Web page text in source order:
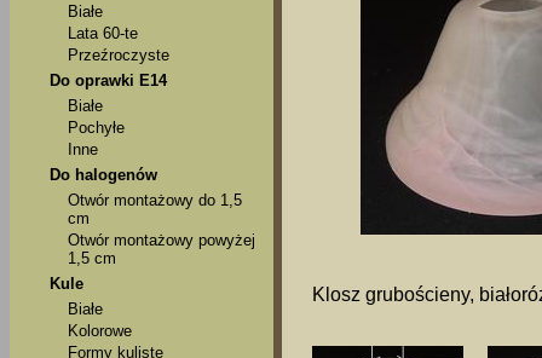
Białe
Lata 60-te
Przeźroczyste
Do oprawki E14
Białe
Pochyłe
Inne
Do halogenów
Otwór montażowy do 1,5
cm
Otwór montażowy powyżej
1,5 cm
Kule
Białe
Kolorowe
Formy kuliste
Klosz grubościeny,